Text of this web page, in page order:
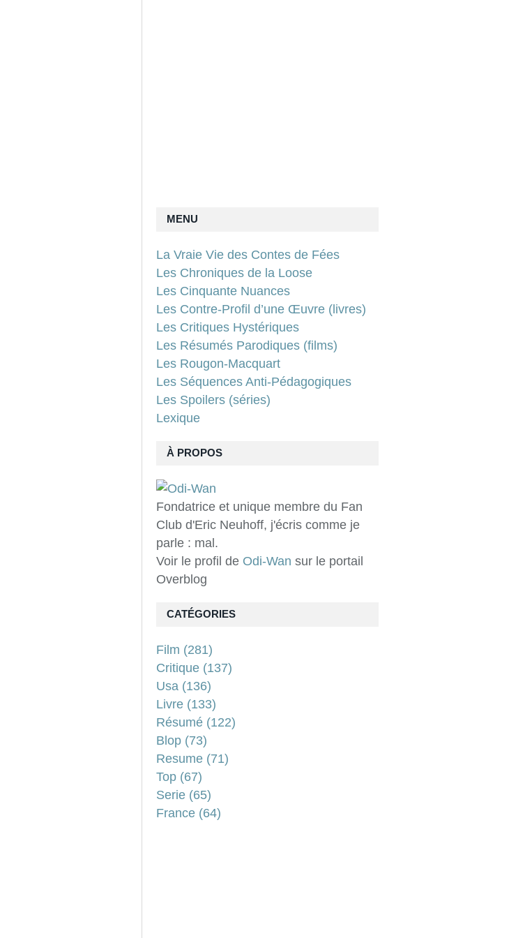
À PROPOS
Fondatrice et unique membre du Fan
Club d'Eric Neuhoff, j'écris comme je
parle : mal.
Voir le profil de Odi-Wan sur le portail
Overblog
MENU
La Vraie Vie des Contes de Fées
Les Chroniques de la Loose
Les Cinquante Nuances
Les Contre-Profil d’une Œuvre (livres)
Les Critiques Hystériques
Les Résumés Parodiques (films)
Les Rougon-Macquart
Les Séquences Anti-Pédagogiques
Les Spoilers (séries)
Lexique
CATÉGORIES
Film (281)
Critique (137)
Usa (136)
Livre (133)
Résumé (122)
Blop (73)
Resume (71)
Top (67)
Serie (65)
France (64)